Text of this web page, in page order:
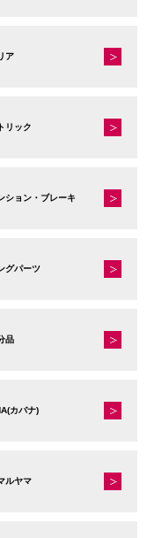
ア
リック
ション・ブレーキ
グパーツ
品
カバナ)
ルヤマ